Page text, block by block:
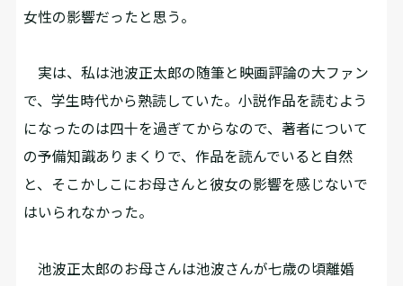
女性の影響だったと思う。
実は、私は池波正太郎の随筆と映画評論の大ファン
で、学生時代から熟読していた。小説作品を読むよう
になったのは四十を過ぎてからなので、著者について
の予備知識ありまくりで、作品を読んでいると自然
と、そこかしこにお母さんと彼女の影響を感じないで
はいられなかった。
池波正太郎のお母さんは池波さんが七歳の頃離婚